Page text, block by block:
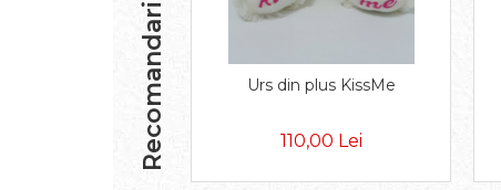
Recomandari Urs din plus KissMe
110,00 Lei